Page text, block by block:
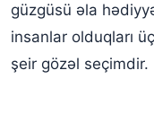
güzgüsü əla
insanlar olduqları
şeir gözəl seçimdir.